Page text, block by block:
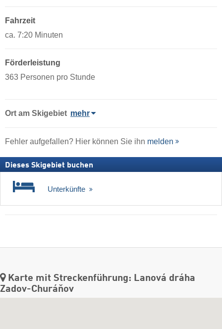
Fahrzeit
ca. 7:20 Minuten
Förderleistung
363 Personen pro Stunde
Ort am Skigebiet mehr
Fehler aufgefallen? Hier können Sie ihn melden
Dieses Skigebiet buchen
Unterkünfte
Karte mit Streckenführung: Lanová dráha
Zadov-Churáňov